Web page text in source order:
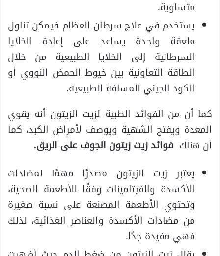
متساوية.
يستخدم في علاج سرطان العظام فيمكن تناول
ملعقة واحدة يساعد على إعادة الخلايا
السرطانية إلى الخلايا الطبيعية من خلال
الطاقة التعاونية بين خيوط الحمض النووي أو
الكود الجيني للمسافة الطبيعية.
كما أن من الفوائد الطبية لزيت الزيتون أنه يقوي
المعدة ويفتح الشهية ويوصف لأمراض الكبد، كما
أن هناك فوائد زيت زيتون الجوف على الريق.
يعتبر زيت الزيتون مصدرًا مهمًا لمضادات
الأكسدة والفيتامينات وفقًا للأطعمة الصحية،
وتحتوي الأطعمة المصنعة على نسبة صغيرة
من مضادات الأكسدة والعناصر الغذائية، لذلك
فهي مفيدة جدًا.